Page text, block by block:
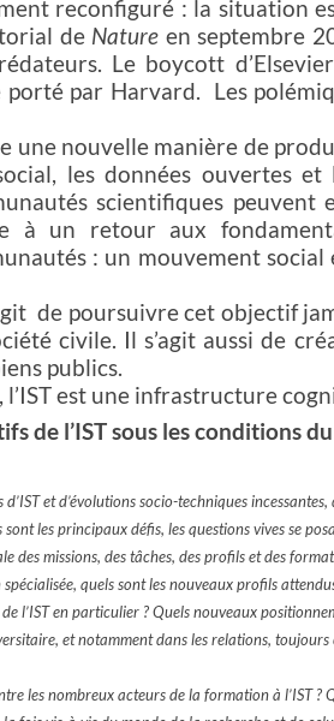
reconfiguré : la situation
de Nature en septembre
Le boycott
par Harvard.
Les
une nouvelle manière de
les données ouvertes
scientifiques peuvent
à un retour aux
: un mouvement social
de poursuivre cet objectif
civile. Il s’agit aussi de
publics.
est une infrastructure
de l’IST sous les conditions
et d’évolutions socio-techniques
les principaux défis, les questions vives se
des missions, des tâches, des profils et des
quels sont les nouveaux profils
l’IST en particulier ? Quels nouveaux
et notamment dans les relations,
les nombreux acteurs de la formation à l’IST ?